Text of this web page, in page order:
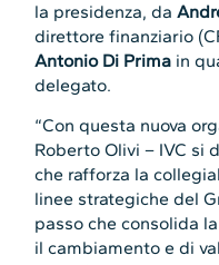
la presidenza, da
direttore finanziario
Antonio Di Prima in
delegato.
“Con questa nuova
Roberto Olivi – IVC si
che rafforza la
linee strategiche del
passo che consolida
il cambiamento e di